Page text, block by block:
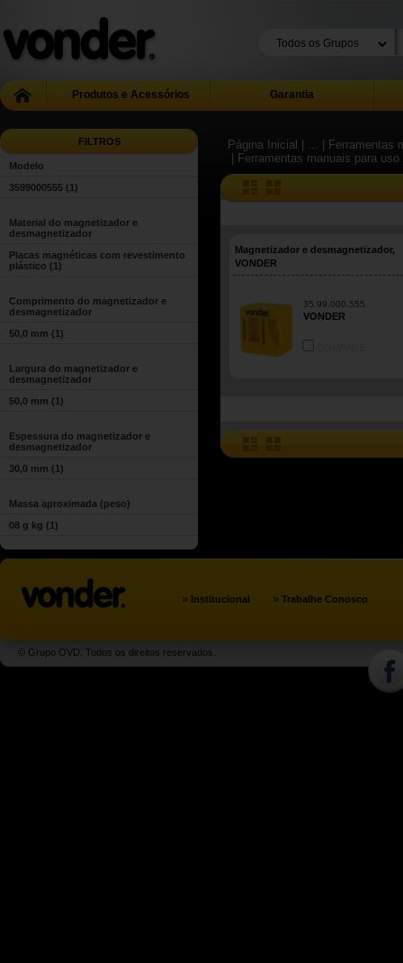
Produtos e Acessórios Garantia
FILTROS
Modelo
3599000555 (1)
Material do magnetizador e
desmagnetizador
Placas magnéticas com revestimento
plástico (1)
Comprimento do magnetizador e
desmagnetizador
50,0 mm (1)
Largura do magnetizador e
desmagnetizador
50,0 mm (1)
Espessura do magnetizador e
desmagnetizador
30,0 mm (1)
Massa aproximada (peso)
08 g kg (1)
Página Inicial | ...
|
| Ferramentas manuais para uso
Magnetizador e desmagnetizador,
VONDER
35.99.000.555
VONDER
» Institucional » Trabalhe Conosco
© Grupo OVD. Todos os direitos reservados.